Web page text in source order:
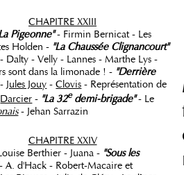
CHAPITRE XXIII
Pigeonne"- Firmin Bernicat - Les
Holden - "La Chaussée Clignancourt"
Dalty - Velly - Lannes - Marthe Lys -
sont dans la limonade ! - "Derrière
Jules Jouy -Clovis - Représentation de
Darcier - "La 32edemi-brigade"- Le
- Jehan Sarrazin
CHAPITRE XXIV
Berthier - Juana - "Sous les
A. d'Hack - Robert-Macaire et